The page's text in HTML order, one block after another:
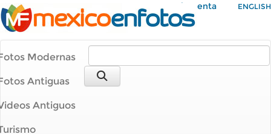
Mi Cuenta ENGLISH
Modernas
Antiguas
Antiguos